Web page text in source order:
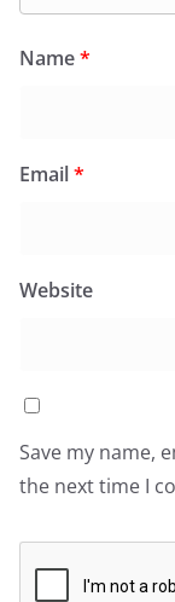
Name*
Email*
Website
Save my name,
the next time I